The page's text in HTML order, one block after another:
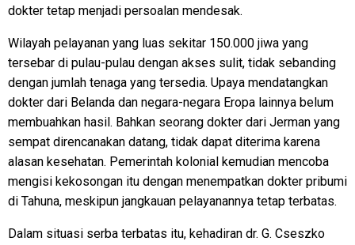
dokter tetap menjadi persoalan mendesak.
Wilayah pelayanan yang luas sekitar 150.000 jiwa yang
tersebar di pulau-pulau dengan akses sulit, tidak sebanding
dengan jumlah tenaga yang tersedia. Upaya mendatangkan
dokter dari Belanda dan negara-negara Eropa lainnya belum
membuahkan hasil. Bahkan seorang dokter dari Jerman yang
sempat direncanakan datang, tidak dapat diterima karena
alasan kesehatan. Pemerintah kolonial kemudian mencoba
mengisi kekosongan itu dengan menempatkan dokter pribumi
di Tahuna, meskipun jangkauan pelayanannya tetap terbatas.
Dalam situasi serba terbatas itu, kehadiran dr. G. Cseszko